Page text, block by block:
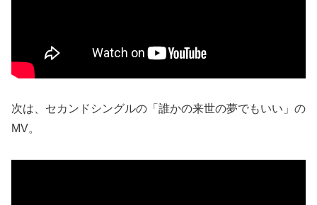
次は、セカンドシングルの「誰かの来世の夢でもいい」の
MV。